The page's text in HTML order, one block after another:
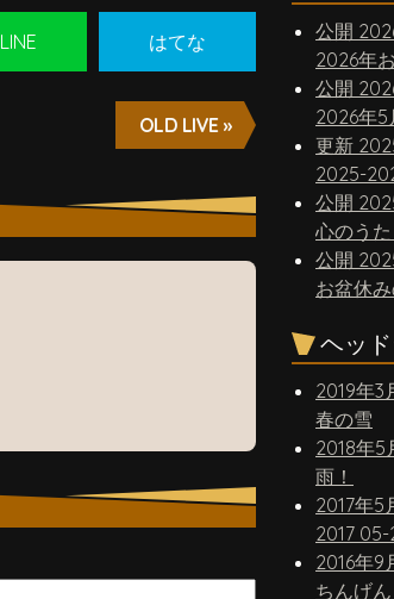
LINE はてな
OLD LIVE »
公開
2026年
公開
2026年5
更新
2025-
公開
心のう
公開
お盆休
ヘッ
2019年3
春の雪
2018年5
雨！
2017年5
2017
2016年9